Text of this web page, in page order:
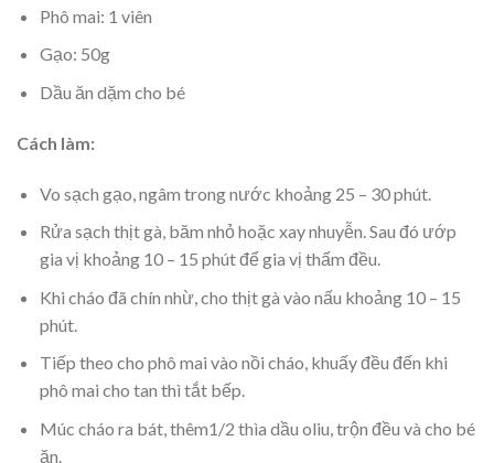
Phô mai: 1 viên
Gạo: 50g
Dầu ăn dặm cho bé
Cách làm:
Vo sạch gạo, ngâm trong nước khoảng 25 – 30 phút.
Rửa sạch thịt gà, băm nhỏ hoặc xay nhuyễn. Sau đó ướp
gia vị khoảng 10 – 15 phút để gia vị thấm đều.
Khi cháo đã chín nhừ, cho thịt gà vào nấu khoảng 10 – 15
phút.
Tiếp theo cho phô mai vào nồi cháo, khuấy đều đến khi
phô mai cho tan thì tắt bếp.
Múc cháo ra bát, thêm1/2 thìa dầu oliu, trộn đều và cho bé
ăn.